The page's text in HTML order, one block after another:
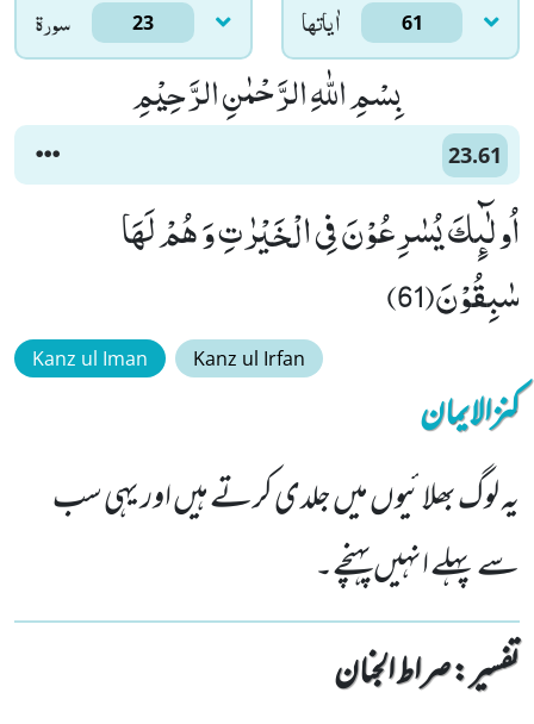
سورۃ 23 اٰياتها 61
بِسْمِ اللّٰهِ الرَّحْمٰنِ الرَّحِیْمِ
23.61
اُولٰٓىٕكَ یُسٰرِعُوْنَ فِی الْخَیْرٰتِ وَ هُمْ لَهَا
سٰبِقُوْنَ(61)
Kanz ul Iman Kanz ul Irfan
کنزالایمان
یہ لوگ بھلائیوں میں جلدی کرتے ہیں اور یہی سب
سے پہلے انہیں پہنچے۔
تفسیر : ‎صراط الجنان